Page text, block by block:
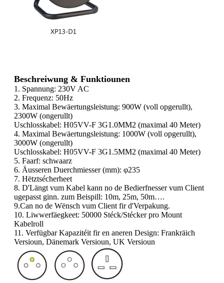
Beschreiwung & Funktiounen
1. Spannung: 230V AC
2. Frequenz: 50Hz
3. Maximal Bewäertungsleistung: 900W (voll opgerullt),
2300W (ongerullt)
Uschlosskabel: H05VV-F 3G1.0MM2 (maximal 40 Meter)
4. Maximal Bewäertungsleistung: 1000W (voll opgerullt),
3000W (ongerullt)
Uschlosskabel: H05VV-F 3G1.5MM2 (maximal 40 Meter)
5. Faarf: schwaarz
6. Äusseren Duerchmiesser (mm): φ235
7. Hëtztsécherheet
8. D'Längt vum Kabel kann no de Bedierfnesser vum Client
ugepasst ginn. zum Beispill: 10m, 25m, 50m….
9.Can no de Wënsch vum Client fir d'Verpakung.
10. Liwwerfäegkeet: 50000 Stéck/Stécker pro Mount
Kabelroll
11. Verfügbar Kapazitéit fir en aneren Design: Frankräich
Versioun, Dänemark Versioun, UK Versioun